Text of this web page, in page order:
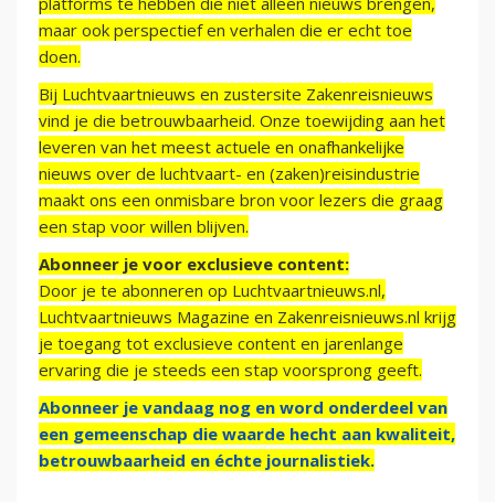
maar ook perspectief en verhalen die er echt toe
doen.
Bij Luchtvaartnieuws en zustersite Zakenreisnieuws
vind je die betrouwbaarheid. Onze toewijding aan het
leveren van het meest actuele en onafhankelijke
nieuws over de luchtvaart- en (zaken)reisindustrie
maakt ons een onmisbare bron voor lezers die graag
een stap voor willen blijven.
Abonneer je voor exclusieve content:
Door je te abonneren op Luchtvaartnieuws.nl,
Luchtvaartnieuws Magazine en Zakenreisnieuws.nl krijg
je toegang tot exclusieve content en jarenlange
ervaring die je steeds een stap voorsprong geeft.
Abonneer je vandaag nog en word onderdeel van
een gemeenschap die waarde hecht aan kwaliteit,
betrouwbaarheid en échte journalistiek.